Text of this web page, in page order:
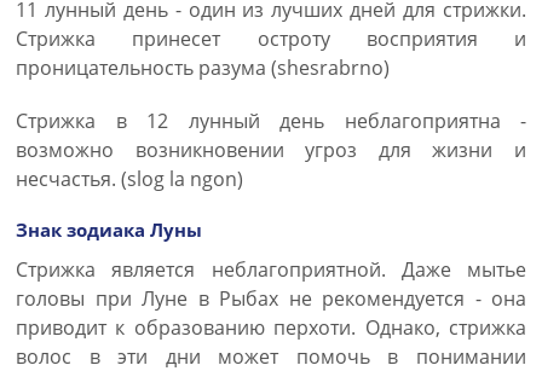
11 лунный день - один из лучших дней для стрижки.
Стрижка принесет остроту восприятия и
проницательность разума (shesrabrno)
Стрижка в 12 лунный день неблагоприятна -
возможно возникновении угроз для жизни и
несчастья. (slog la ngon)
Знак зодиака Луны
Стрижка является неблагоприятной. Даже мытье
головы при Луне в Рыбах не рекомендуется - она
приводит к образованию перхоти. Однако, стрижка
волос в эти дни может помочь в понимании